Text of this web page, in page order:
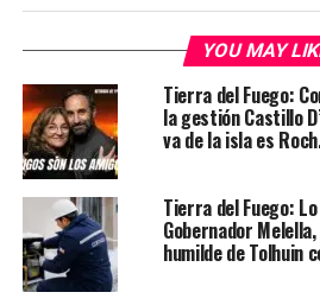
YOU MAY
Tierra del Fuego:
la gestión Castillo
va de la isla es
Tierra del Fuego:
Gobernador
humilde de Tolhuin